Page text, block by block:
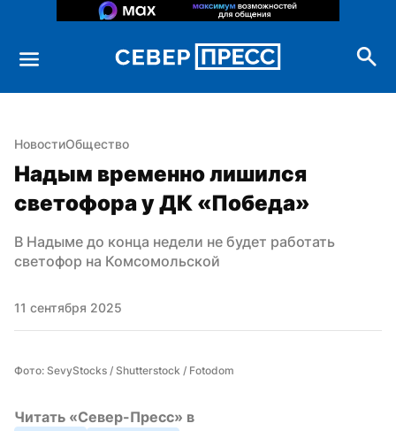
НовостиОбщество
Надым временно лишился
светофора у ДК «Победа»
В Надыме до конца недели не будет работать
светофор на Комсомольской
11 сентября 2025
Фото: SevyStocks / Shutterstock / Fotodom
Читать «Север-Пресс» в